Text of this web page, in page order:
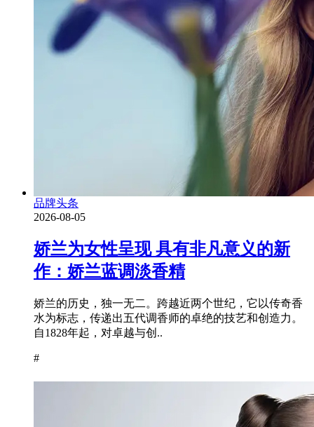
品牌头条
2026-08-05
娇兰为女性呈现 具有非凡意义的新
作：娇兰蓝调淡香精
娇兰的历史，独一无二。跨越近两个世纪，它以传奇香
水为标志，传递出五代调香师的卓绝的技艺和创造力。
自1828年起，对卓越与创..
#